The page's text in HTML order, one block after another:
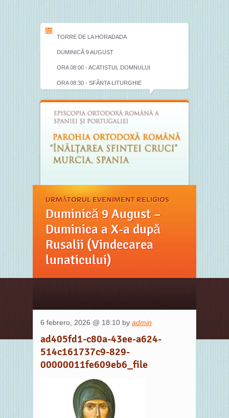
TORRE DE LA HORADADA
DUMINICĂ 9 AUGUST
ORA 08:00 - ACATISTUL DOMNULUI
ORA 08:30 - SFÂNTA LITURGHIE
URMĂTORUL EVENIMENT RELIGIOS
Duminică 9 August –
Duminica a X-a după
Rusalii (Vindecarea
lunaticului)
6 febrero, 2026 @ 18:10 by admin
ad405fd1-c80a-43ee-a624-
514c161737c9-829-
00000011fe609eb6_file